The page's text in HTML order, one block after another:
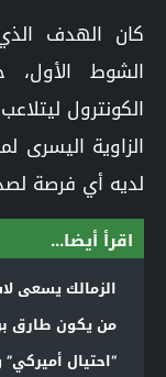
الشوط
الكونترول
الزاوية
لديه أي فرصة
اقرأ أيضا...
الزمالك يسعى
من يكون طارق
“احتيال